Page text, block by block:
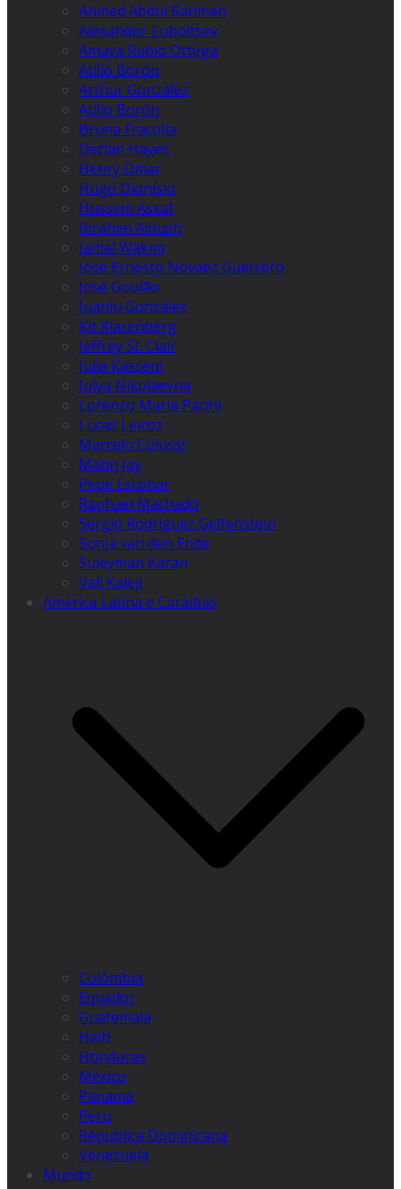
Ahmed Abdul Rahman
Alexander Tuboltsev
Amaya Rubio Ortega
Atilio Borón
Arthur González
Atilio Borón
Bruna Fracolla
Declan Hayes
Henry Omar
Hugo Dionísio
Hussein Assaf
Ibrahim Aloush
Jamal Wakim
José Ernesto Nováez Guerrero
José Goulão
Juanlu González
Kit Klarenberg
Jeffrey St. Clair
Julia Kassem
Julya Nikolaevna
Lorenzo Maria Pacini
Lucas Leiroz
Marcelo Colussi
Matin Jay
Pepe Escobar
Raphael Machado
Sergio Rodríguez Gelfenstein
Sonja van den Ende
Suleyman Karan
Vali Kaleji
América Latina e Caraíbas
Colômbia
Equador
Guatemala
Haiti
Honduras
México
Panamá
Peru
Républica Dominicana
Venezuela
Mundo